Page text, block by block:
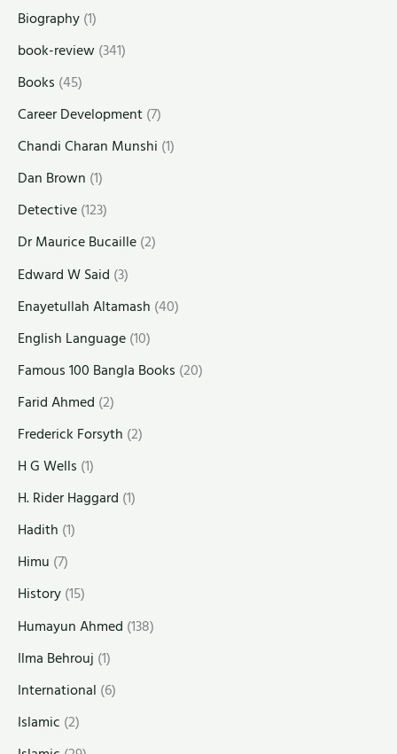
Biography(1)
book-review(341)
Books (45)
Career Development(7)
Chandi Charan Munshi (1)
Dan Brown (1)
Detective(123)
Dr Maurice Bucaille(2)
Edward W Said (3)
Enayetullah Altamash (40)
English Language(10)
Famous 100 Bangla Books (20)
Farid Ahmed (2)
Frederick Forsyth (2)
H G Wells (1)
H. Rider Haggard (1)
Hadith (1)
Himu (7)
History(15)
Humayun Ahmed (138)
Ilma Behrouj (1)
International (6)
Islamic (2)